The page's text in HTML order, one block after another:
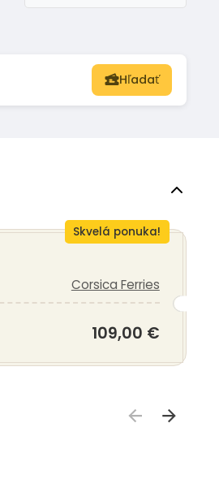
Hľadať
Skvelá ponuka!
Corsica Ferries
109,00 €